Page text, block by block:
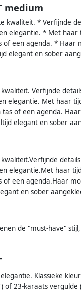
medium
kwaliteit. * Verfijnde
elegantie. * Met haar
of een agenda. * Haar
elegant en sober
Verfijnde
elegantie. Met haar
tas of een agenda.
elegant en sober
elegantie.Met haar
of een agenda.Haar
en sober
de "must-have"
Klassieke
23-karaats vergulde